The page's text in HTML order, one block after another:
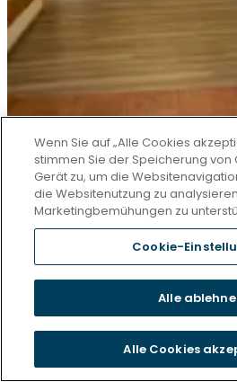
Wenn Sie auf „Alle Cookies
stimmen Sie der Speicherung von
Gerät zu, um die
die Websitenutzung zu
Marketingbemühungen zu
Cookie-
Alle
Alle Cookies